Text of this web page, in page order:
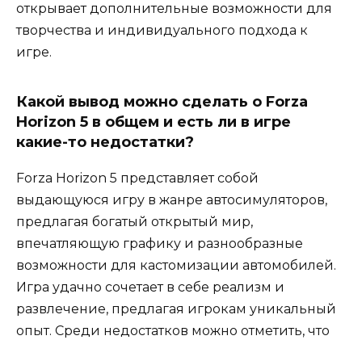
открывает дополнительные возможности для
творчества и индивидуального подхода к
игре.
Какой вывод можно сделать о Forza
Horizon 5 в общем и есть ли в игре
какие-то недостатки?
Forza Horizon 5 представляет собой
выдающуюся игру в жанре автосимуляторов,
предлагая богатый открытый мир,
впечатляющую графику и разнообразные
возможности для кастомизации автомобилей.
Игра удачно сочетает в себе реализм и
развлечение, предлагая игрокам уникальный
опыт. Среди недостатков можно отметить, что